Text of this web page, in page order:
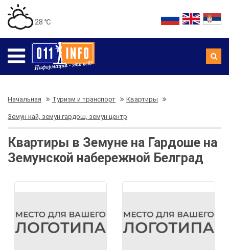
28 ℃
Начальная Туризм и транспорт Квартиры
Земун кай, земун гардош, земун центр
Квартиры в Земуне на Гардоше на
Земунской набережной Белград